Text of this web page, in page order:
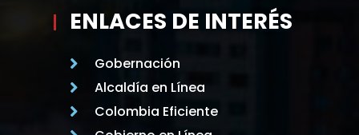
ENLACES DE INTERÉS
Gobernación
Alcaldía en Línea
Colombia Eficiente